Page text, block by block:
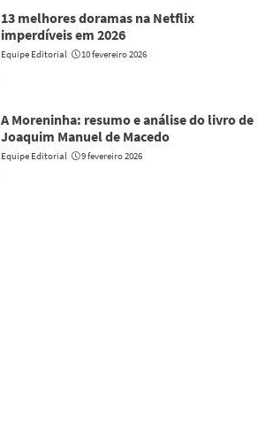
13 melhores doramas na Netflix
imperdíveis em 2026
Equipe Editorial 10 fevereiro 2026
A Moreninha: resumo e análise do livro de
Joaquim Manuel de Macedo
Equipe Editorial 9 fevereiro 2026